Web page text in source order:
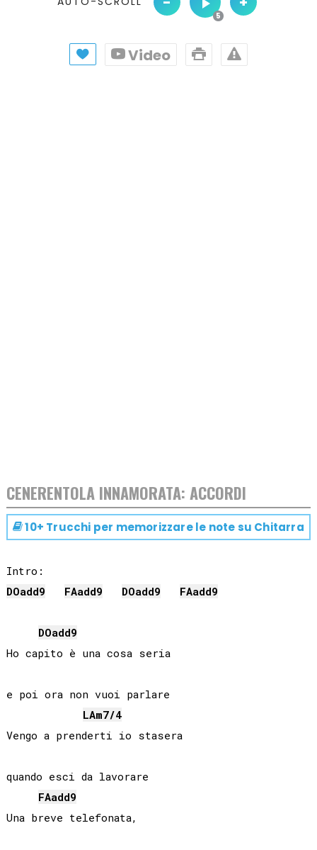
Video
CENERENTOLA INNAMORATA: ACCORDI
10+ Trucchi per memorizzare le note su Chitarra
DOadd9 FAadd9 DOadd9 FAadd9
DOadd9
Ho capito è una cosa seria
e poi ora non vuoi parlare
LAm7/4
Vengo a prenderti io stasera
quando esci da lavorare
FAadd9
Una breve telefonata,